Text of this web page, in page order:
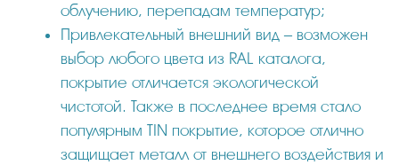
облучению, перепадам температур;
Привлекательный внешний вид – возможен
выбор любого цвета из RAL каталога,
покрытие отличается экологической
чистотой. Также в последнее время стало
популярным TIN покрытие, которое отлично
защищает металл от внешнего воздействия и